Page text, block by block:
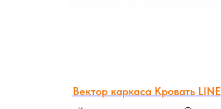
Вектор каркаса Кровать LINE